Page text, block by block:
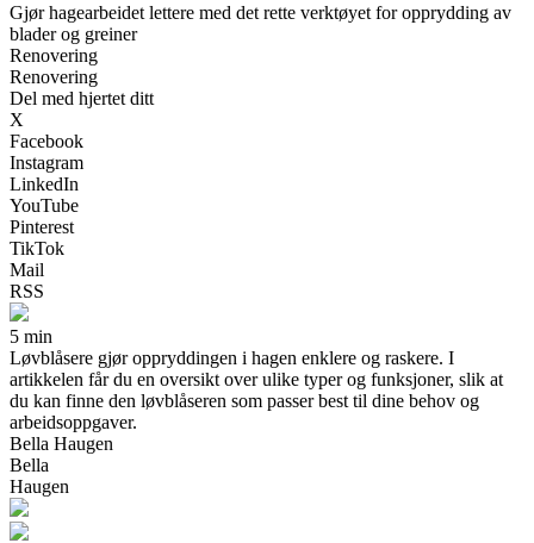
Gjør hagearbeidet lettere med det rette verktøyet for opprydding av
blader og greiner
Renovering
Renovering
Del med hjertet ditt
X
Facebook
Instagram
LinkedIn
YouTube
Pinterest
TikTok
Mail
RSS
5 min
Løvblåsere gjør oppryddingen i hagen enklere og raskere. I
artikkelen får du en oversikt over ulike typer og funksjoner, slik at
du kan finne den løvblåseren som passer best til dine behov og
arbeidsoppgaver.
Bella Haugen
Bella
Haugen